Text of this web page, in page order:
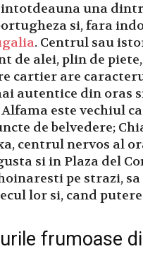
una
si, fara
. Centrul sau
de alei, plin de
cartier are
autentice din oras
este vechiul
de belvedere;
centrul nervos al
si in Plaza del
pe strazi,
lor si, cand
frumoase